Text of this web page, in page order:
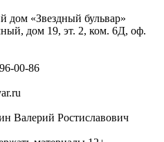
дом «Звездный бульвар»
дом 19, эт. 2, ком. 6Д, оф.
00-86
Валерий Ростиславович